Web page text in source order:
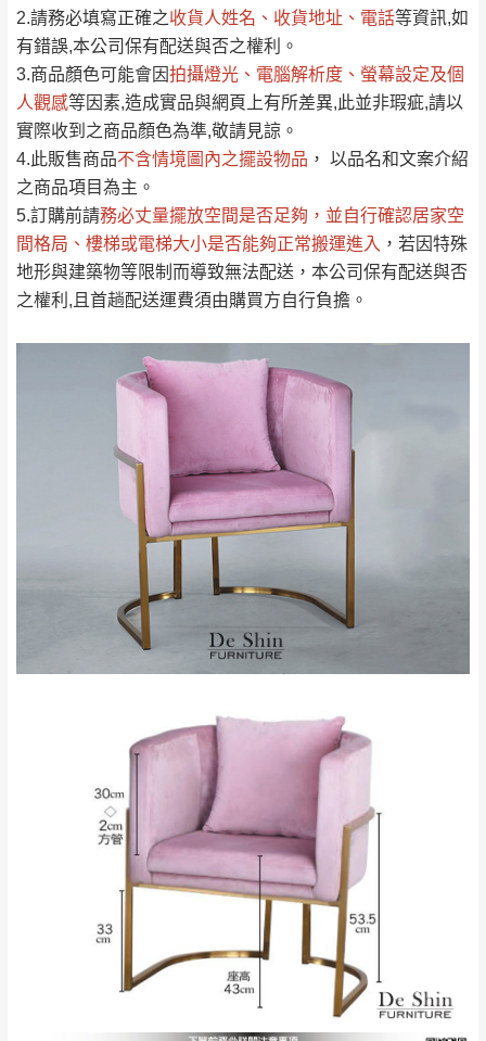
2.請務必填寫正確之收貨人姓名、收貨地址、電話等資訊,如
有錯誤,本公司保有配送與否之權利。
3.商品顏色可能會因拍攝燈光、電腦解析度、螢幕設定及個
人觀感等因素,造成實品與網頁上有所差異,此並非瑕疵,請以
實際收到之商品顏色為準,敬請見諒。
4.此販售商品不含情境圖內之擺設物品 ， 以品名和文案介紹
之商品項目為主。
5.訂購前請務必丈量擺放空間是否足夠 ，並自行確認居家空
間格局、 樓梯或電梯大小是否能夠正常搬運進入 ，若因特殊
地形與建築物等限制而導致無法配送，本公司保有配送與否
之權利,且首趟配送運費須由購買方自行負擔。
運送地區 運送費用
偏遠地區
（請先線上詢問 LINE
→@dershin ）
桃園
免 運
費
＊A108產品另收運費
復興鄉
新竹
峨眉鄉、五峰鄉、
橫山、北埔鄉、尖
石鄉、寶山鄉山
區、新埔山區、芎
來、平溪、九份、
石門、林口 下福
林、福隆、淡水山
運費
$ 9,000以下：
NT$500元
＊A108產品另收運費
基隆山區
$ 9,000以上：免
運費
$ 9,000以下：
＊A108產品另收運費
卓蘭鎮、三灣、通
霄山區、西湖、泰
安鄉、大湖鄉、頭
屋、獅潭鄉
配送天數：5~14天
Line客服」來信確認商品是否有「現貨」與
「金額」。
若商品價格或庫存有異常，商家有權取消訂
單。部分網路商品恕無法更改原設計或客製，敬請
見諒！
接單後二日內(不含例假日)，我們客服會與您
電話聯絡或E-Mail通知確認訂單。
（線上客服 LINE → @dershin）
下單前先詢問是否現貨，若未詢問下單後無
（洽詢方式請搜尋 Line ID → @dershin）
運送範圍：限定北至基隆，南至苗栗，偏遠
地區恕無法提供運送 (詳見運送規章)。
配送範圍：
苗栗至基隆；其它地區暫不開放，如因特殊
地型限制(山區、鄉、鎮、村)、樓梯太小、無
法搬運上樓等因素，導致無法配送，
保有出貨的權利。
保護物流人員的工作安全，賣家無提供吊掛
服務，若需以吊車或其他的吊掛方式吊運，
因大型傢俱有組裝、配送的問題，並非一般
快速到貨商品，無法指定特定時間送達，司
機當天到貨前皆會再與您通知，讓你不用整
天在家等貨，以節省您的寶貴時間。
由於百貨公司配送較為不易，故暫無法配送
至百貨公司內部。
發票寄送：
若您選擇三聯式或索取兩聯式發票，發票將於商品
完成出貨15個工作天另行寄出，另外約加上2~7個
工作天內送達，如遇國定假日將順延寄送。
全部 依評論高至低排列
依評論低至高排列 只顯示附上圖片
只顯示附上評論